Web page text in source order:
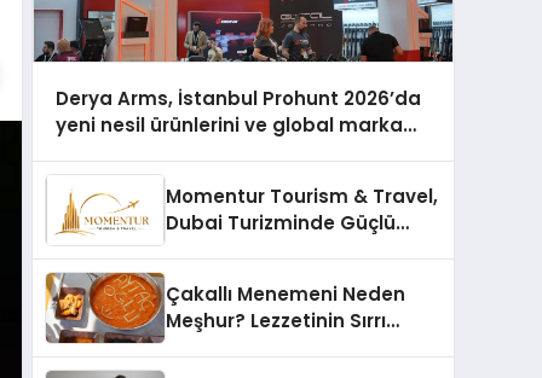
Derya Arms, İstanbul Prohunt 2026’da
yeni nesil ürünlerini ve global marka
Momentur Tourism & Travel,
Dubai Turizminde Güçlü
Çakallı Menemeni Neden
Meşhur? Lezzetinin Sırrı